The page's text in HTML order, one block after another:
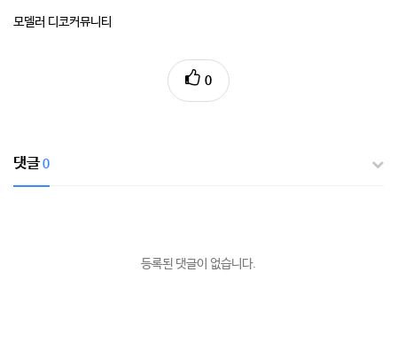
모델러 디코커뮤니티
0
댓글0
등록된 댓글이 없습니다.